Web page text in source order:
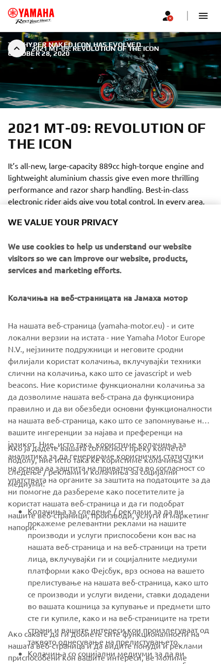
2021 MT-09: REVOLUTION OF THE ICON
THE HYPER NAKED ICON HAS EVOLVED. |
OCTOBER 28, 2020
2021 MT-09: REVOLUTION OF
THE ICON
It’s all-new, large-capacity 889cc high-torque engine and
lightweight aluminium chassis give even more thrilling
performance and razor sharp handling. Best-in-class
electronic rider aids give you total control. In every area,
the core values that make the MT range Yamaha’s most
product line-ups in the European market.
radical next generation design and premium finish say it
all.
New MT-09: Always moving forward.
DISCOVER THE NEW MT-09
CORPORATE
FOR BUSINESS
MORE YAMAHA
SUPPORT
NEWSLETTER
Be the first one to learn about latest deals, special events, new
releases and much more
WE VALUE YOUR PRIVACY
We use cookies to help us understand our website
visitors so we can improve our website, products,
services and marketing efforts.
Колачиња на веб-страницата на Јамаха мотор
На нашата веб-страница (yamaha-motor.eu) - и сите
локални верзии на истата - ние Yamaha Motor Europe
N.V., нејзините подружници и неговите сродни
филијали користат колачиња, вклучувајќи техники
слични на колачиња, како што се javascript и web
beacons. Ние користиме функционални колачиња за
да дозволиме нашата веб-страна да функционира
правилно и да ви обезбеди основни функционалности
на нашата веб-страница, како што се запомнување на
вашите ингеренции за најава и преференци на
јазикот. Ние, исто така, користиме колачиња за
аналитика за да генерираме кориснички статистики
на основа за заштита на приватноста во согласност со
упатствата на органите за заштита на податоците за да
ни помогне да разбереме како посетителите ја
користат нашата веб-страница и да ги подобрат
нашите веб-страници, производи, услуги и маркетинг
напори.
Ако ја дадете вашата согласност преку копчето
подолу, ние исто така ќе користиме колачиња за
следење / реклами и колачиња за социјални
медиуми:
Колачиња за следење / реклами за да ви
покажеме релевантни реклами на нашите
производи и услуги приспособени кон вас на
нашата веб-страница и на веб-страници на трети
лица, вклучувајќи ги и социјалните медиуми
платформи како Фејсбук, врз основа на вашето
прелистување на нашата веб-страница, како што
се производи и услуги видени, ставки додадени
во вашата кошница за купување и предмети што
сте ги купиле, како и на веб-страниците на трети
страни и вашите интереси кои произлегуваат од
таквото однесување на прелистувањето.
Колачиња со социјални медиуми за да ви
Ако сакате да ги добиете сите функционалности на
нашата веб-страница и да видите понуди и реклами
приспособени кон вашите интереси, ве молиме